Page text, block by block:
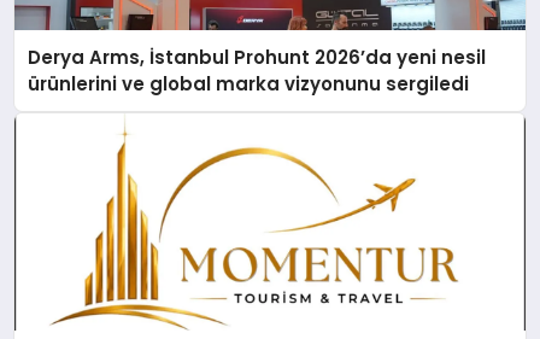
Derya Arms, İstanbul Prohunt 2026’da yeni nesil
ürünlerini ve global marka vizyonunu sergiledi